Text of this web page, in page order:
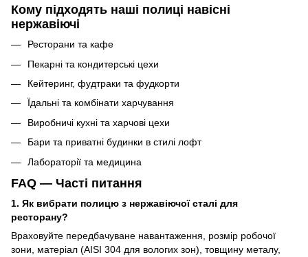
Кому підходять наші полиці навісні
нержавіючі
Ресторани та кафе
Пекарні та кондитерські цехи
Кейтеринг, фудтраки та фудкорти
Їдальні та комбінати харчування
Виробничі кухні та харчові цехи
Бари та приватні будинки в стилі лофт
Лабораторії та медицина
FAQ — Часті питання
1. Як вибрати полицю з нержавіючої сталі для
ресторану?
Враховуйте передбачуване навантаження, розмір робочої
зони, матеріал (AISI 304 для вологих зон), товщину металу,